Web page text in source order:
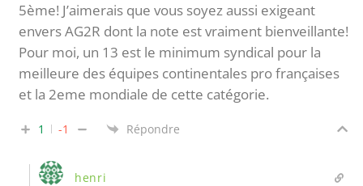
5ème! J’aimerais que vous soyez aussi exigeant
envers AG2R dont la note est vraiment bienveillante!
Pour moi, un 13 est le minimum syndical pour la
meilleure des équipes continentales pro françaises
et la 2eme mondiale de cette catégorie.
1 -1 Répondre
henri